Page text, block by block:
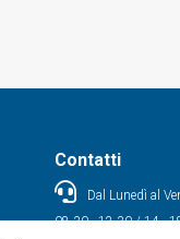
Contatti
Dal Lunedì al
08.30 - 12.30 / 14 -